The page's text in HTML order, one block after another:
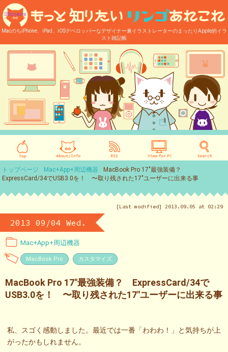
MacのちiPhone、iPad、iOSデベロッパーなデザイナー兼イラストレーターのまったりApple的イラ
スト雑記帳
トップページ Mac+App+周辺機器
MacBook Pro 17″最強装備？
ExpressCard/34でUSB3.0を！ 〜取り残された17″ユーザーに出来る事
[Last modified] 2013.09.05 at 02:29
2013 09/04 Wed.
Mac+App+周辺機器
MacBook Pro カスタマイズ
MacBook Pro 17″最強装備？ ExpressCard/34で
USB3.0を！ 〜取り残された17″ユーザーに出来る事
私、スゴく感動しました。最近では一番「わわわ！」と気持ちが上
がったかもしれません。